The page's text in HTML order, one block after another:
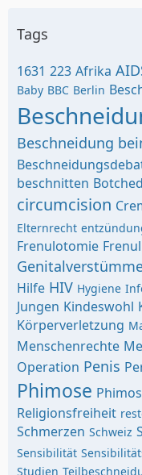
Tags
1631 223 Afrika
Baby BBC Berlin
Beschneidung
beschnitten Botched
circumcision
Elternrecht
Frenulotomie
Hilfe HIV Hygiene
Jungen Kindeswohl
Körperverletzung
Menschenrechte
Operation Penis
Phimose
Religionsfreiheit
Schmerzen Schweiz
Sensibilität
Studien